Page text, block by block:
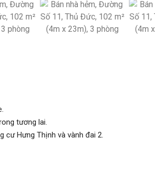
tương lai.
cư Hưng Thịnh và vành đai 2.
6 tỷ 500 triệu